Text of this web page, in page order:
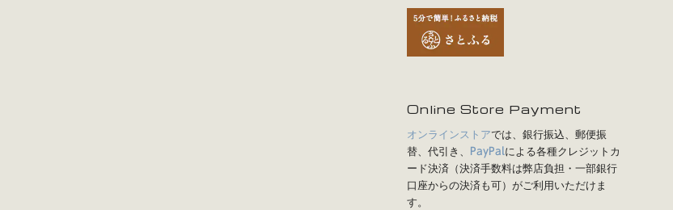
Online Store Payment
オンラインストアでは、銀行振込、郵便振
替、代引き、
PayPalによる各種クレジットカ
ード決済（決済手数料は弊店負担・一部銀行
口座からの決済も可）がご利用いただけま
す。